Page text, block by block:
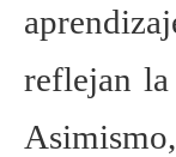
reflejan